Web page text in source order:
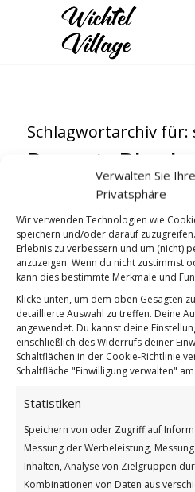
Verwalten Sie Ihre
Privatsphäre
Wir verwenden Technologien wie
speichern und/oder darauf
Erlebnis zu verbessern und um (nicht)
anzuzeigen. Wenn du nicht zustimmst
kann dies bestimmte Merkmale und
Klicke unten, um dem oben Gesagten
detaillierte Auswahl zu treffen. Deine
angewendet. Du kannst deine
einschließlich des Widerrufs deiner
Schaltflächen in der Cookie-Richtlinie
Schaltfläche "Einwilligung verwalten"
Statistiken
Speichern von oder Zugriff auf
Messung der Werbeleistung,
Inhalten, Analyse von Zielgruppen
Kombinationen von Daten aus
Schlagwortarchiv für:
Rezept:
Rezept für Blaubeermuffins